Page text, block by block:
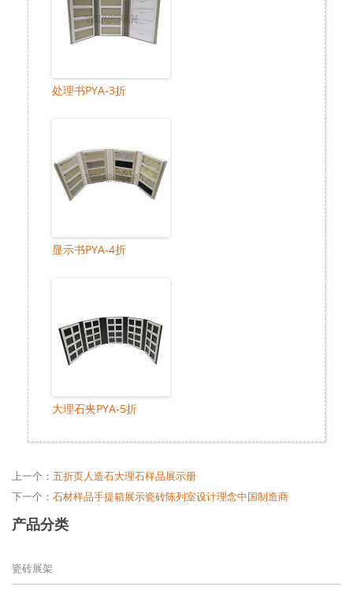
处理书PYA-3折
显示书PYA-4折
大理石夹PYA-5折
上一个： 五折页人造石大理石样品展示册
下一个： 石材样品手提箱展示瓷砖陈列室设计理念中国制造商
产品分类
瓷砖展架